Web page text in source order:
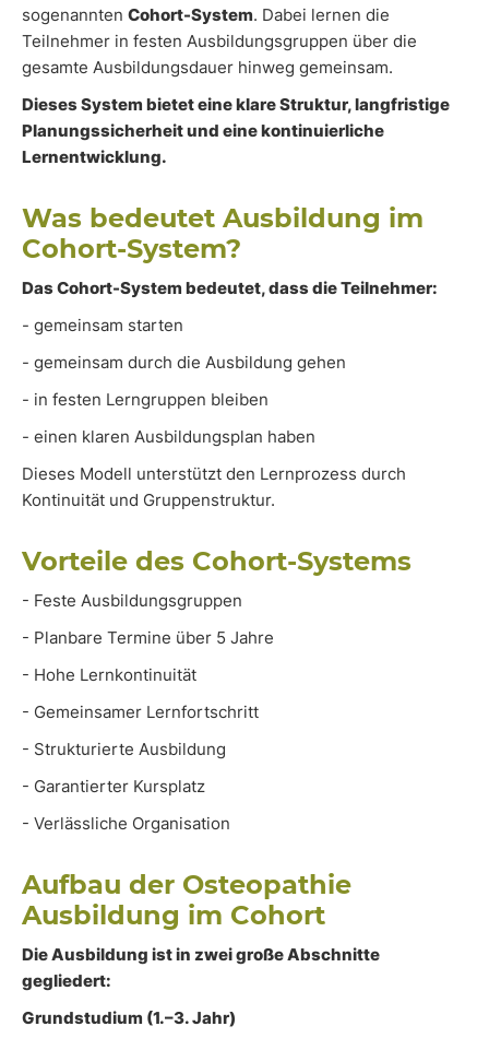
sogenannten Cohort-System. Dabei lernen die
Teilnehmer in festen Ausbildungsgruppen über die
gesamte Ausbildungsdauer hinweg gemeinsam.
Dieses System bietet eine klare Struktur, langfristige
Planungssicherheit und eine kontinuierliche
Lernentwicklung.
Was bedeutet Ausbildung im
Cohort-System?
Das Cohort-System bedeutet, dass die Teilnehmer:
- gemeinsam starten
- gemeinsam durch die Ausbildung gehen
- in festen Lerngruppen bleiben
- einen klaren Ausbildungsplan haben
Dieses Modell unterstützt den Lernprozess durch
Kontinuität und Gruppenstruktur.
Vorteile des Cohort-Systems
- Feste Ausbildungsgruppen
- Planbare Termine über 5 Jahre
- Hohe Lernkontinuität
- Gemeinsamer Lernfortschritt
- Strukturierte Ausbildung
- Garantierter Kursplatz
- Verlässliche Organisation
Aufbau der Osteopathie
Ausbildung im Cohort
Die Ausbildung ist in zwei große Abschnitte
gegliedert:
Grundstudium (1.–3. Jahr)